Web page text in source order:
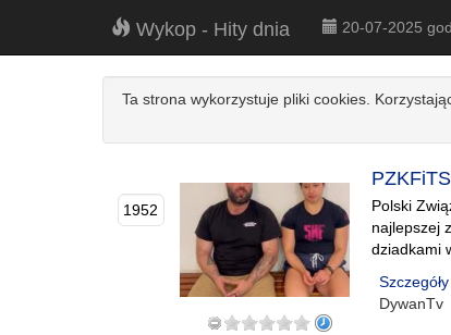
Wykop - Hity dnia 20-07-2025
Ta strona wykorzystuje pliki cookies.
1952
Polski
najlepszej
dziadkami
Szczegóły
DywanTv